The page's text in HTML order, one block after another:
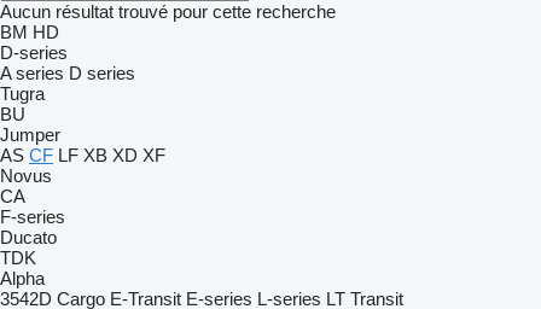
Aucun résultat trouvé pour cette recherche
BM HD
D-series
A series D series
Tugra
BU
Jumper
AS CF LF XB XD XF
Novus
CA
F-series
Ducato
TDK
Alpha
3542D Cargo E-Transit E-series L-series LT Transit